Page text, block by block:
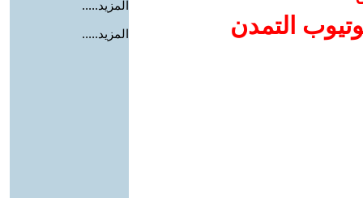
التمدن
المزيد.....
المزيد.....